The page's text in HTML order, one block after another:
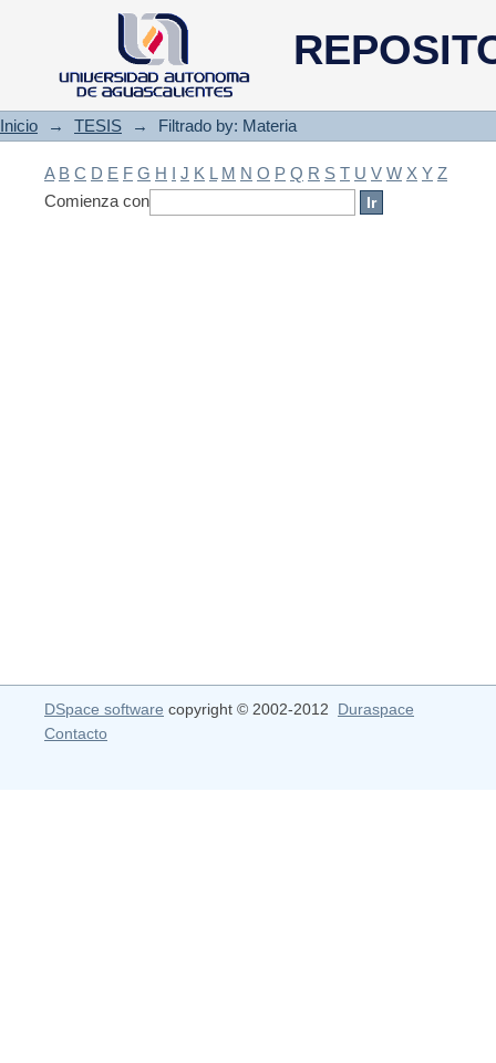
Filtrado by: Materia
Inicio → TESIS → Filtrado by: Materia
A B C D E F G H I J K L M N O P Q R S T U V W X Y Z
Comienza con
DSpace software copyright © 2002-2012 Duraspace
Contacto